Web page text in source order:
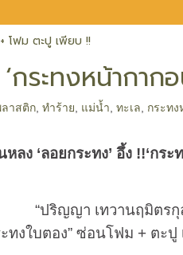
โฟม ตะปู เพียบ !!
ระทงหน้ากาก
าสติก ,ทำร้าย แม่น้ำ ,ทะเล กระท
หลง ‘ลอยกระทง’ อึ้ง !!‘กระ
ริญญา เทวานฤมิตรกุล” อึ้
ะทงใบตอง” ซ่อนโฟม + ตะปู